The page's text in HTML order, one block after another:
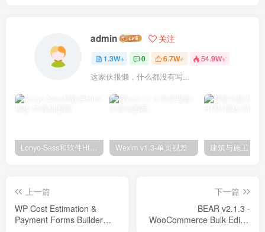
admin 关注
1.3W+ 0 6.7W+ 54.9W+
这家伙很懒，什么都没有写...
Lonyo-Sass和软件Html模板 Wexim v1.3-单页视差
上一篇
WP Cost Estimation &
Payment Forms Builder
下一篇
BEAR v2.1.3 -
WooCommerce Bulk Editor